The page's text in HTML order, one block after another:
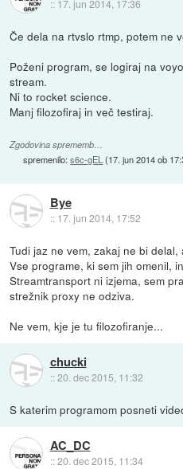
:: 17. jun 2014, 17:36
Če dela na rtvslo rtmp, potem ne
Poženi program, se logiraj na
stream.
Ni to rocket science.
Manj filozofiraj in več testiraj.
Zgodovina sprememb…
spremenilo:s6c-gEL (17. jun 2014 ob
Bye
:: 17. jun 2014, 17:52
Tudi jaz ne vem, zakaj ne bi delal,
Vse programe, ki sem jih omenil,
Streamtransport ni izjema, sem
strežnik proxy ne odziva.
Ne vem, kje je tu filozofiranje...
chucki
::20. dec 2015, 11:32
S katerim programom posneti
AC_DC
::20. dec 2015, 11:34